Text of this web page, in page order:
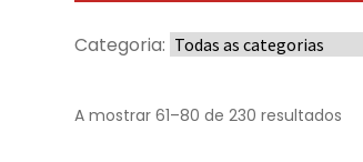
Categoria:
A mostrar 61–80 de 230 resultados